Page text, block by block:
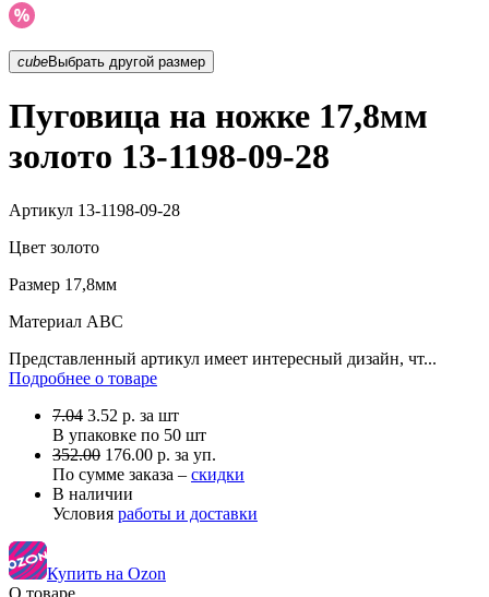
cubeВыбрать другой размер
Пуговица на ножке 17,8мм
золото 13-1198-09-28
Артикул 13-1198-09-28
Цвет золото
Размер 17,8мм
Материал АВС
Представленный артикул имеет интересный дизайн, чт...
Подробнее о товаре
7.04 3.52 р. за шт
В упаковке по 50 шт
352.00 176.00 р. за уп.
По сумме заказа – скидки
В наличии
Условия работы и доставки
Купить на Ozon
О товаре